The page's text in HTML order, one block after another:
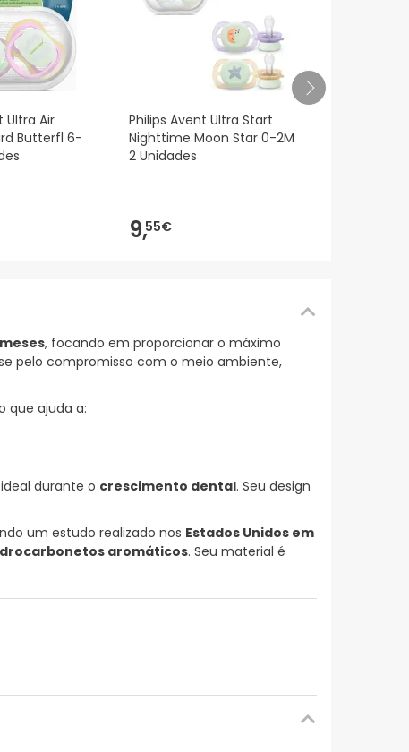
Ultra Air
Butterfl 6-
Philips Avent Ultra Start
Nighttime Moon Star 0-2M
2 Unidades
9,55€
meses, focando em proporcionar o máximo
pelo compromisso com o meio ambiente,
que ajuda a:
durante o crescimento dental. Seu design
um estudo realizado nos Estados Unidos em
aromáticos. Seu material é